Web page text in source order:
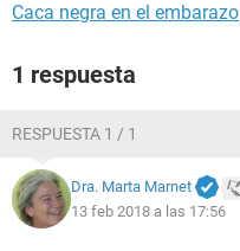
Caca negra en el embarazo
1 respuesta
RESPUESTA 1 / 1
Dra. Marta Marnet
13 feb 2018 a las 17:56